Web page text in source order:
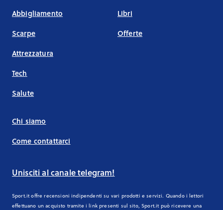
Abbigliamento
Scarpe
Attrezzatura
Tech
Salute
Libri
Offerte
Chi siamo
Come contattarci
Unisciti al canale telegram!
Sport.it offre recensioni indipendenti su vari prodotti e servizi. Quando i lettori
effettuano un acquisto tramite i link presenti sul sito, Sport.it può ricevere una